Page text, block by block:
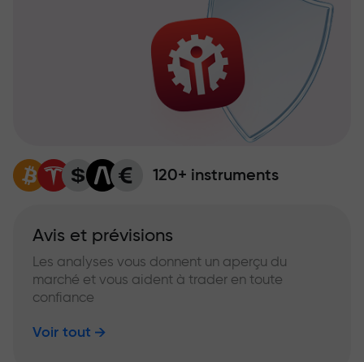
120+ instruments
Avis et prévisions
Les analyses vous donnent un aperçu du
marché et vous aident à trader en toute
confiance
Voir tout